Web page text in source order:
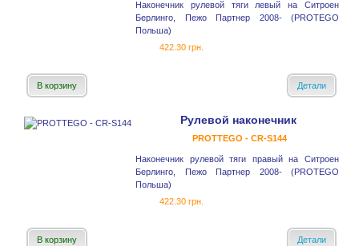
Наконечник рулевой тяги левый на Ситроен
Берлинго, Пежо Партнер 2008- (PROTEGO
Польша)
422.30 грн.
В корзину Детали
Рулевой наконечник
PROTTEGO - CR-S144
Наконечник рулевой тяги правый на Ситроен
Берлинго, Пежо Партнер 2008- (PROTEGO
Польша)
422.30 грн.
В корзину Детали